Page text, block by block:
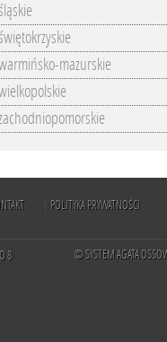
mazurskie
POLITYKA PRYWATNOŚCI
8 © SYSTEM AGATA